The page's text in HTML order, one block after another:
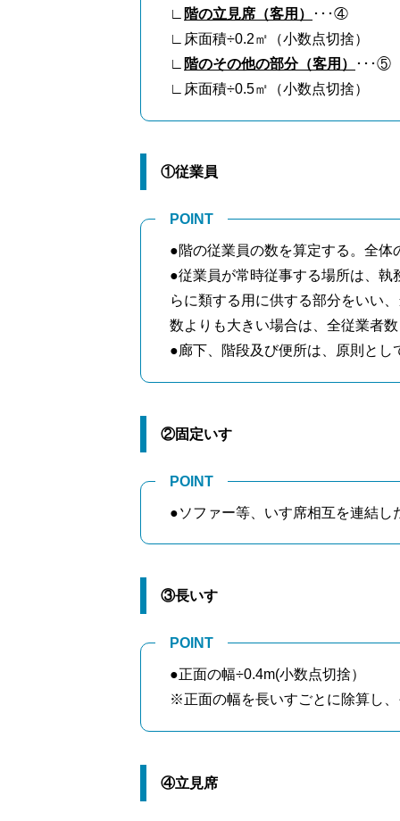
∟
階の立見席（客用）
･･･④
∟床面積÷0.2㎡（小数点切捨）
∟
階のその他の部分（客用）
･･･⑤
∟床面積÷0.5㎡（小数点切捨）
①従業員
POINT
●階の従業員の数を算定する。全
●従業員が常時従事する場所は、
らに類する用に供する部分をいい
数よりも大きい場合は、全従業者
●廊下、階段及び便所は、原則と
②固定いす
POINT
●ソファー等、いす席相互を連結
③長いす
POINT
●正面の幅÷0.4m(小数点切捨）
※正面の幅を長いすごとに除算し
④立見席